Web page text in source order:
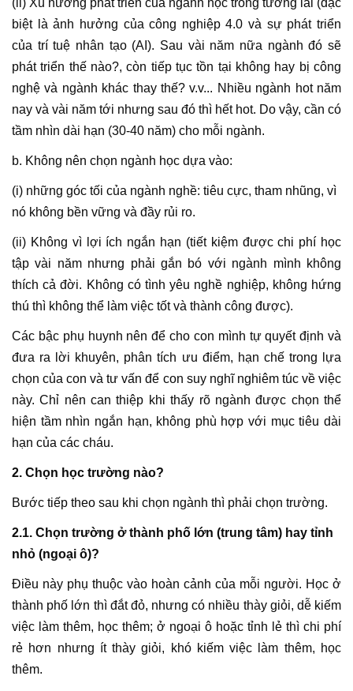
biệt là ảnh hưởng của công nghiệp 4.0 và sự phát triển
của trí tuệ nhân tạo (AI). Sau vài năm nữa ngành đó sẽ
phát triển thế nào?, còn tiếp tục tồn tại không hay bị công
nghệ và ngành khác thay thế? v.v... Nhiều ngành hot năm
nay và vài năm tới nhưng sau đó thì hết hot. Do vậy, cần có
tầm nhìn dài hạn (30-40 năm) cho mỗi ngành.
b. Không nên chọn ngành học dựa vào:
(i) những góc tối của ngành nghề: tiêu cực, tham nhũng, vì
nó không bền vững và đầy rủi ro.
(ii) Không vì lợi ích ngắn hạn (tiết kiệm được chi phí học
tập vài năm nhưng phải gắn bó với ngành mình không
thích cả đời. Không có tình yêu nghề nghiệp, không hứng
thú thì không thể làm việc tốt và thành công được).
Các bậc phụ huynh nên để cho con mình tự quyết định và
đưa ra lời khuyên, phân tích ưu điểm, hạn chế trong lựa
chọn của con và tư vấn để con suy nghĩ nghiêm túc về việc
này. Chỉ nên can thiệp khi thấy rõ ngành được chọn thể
hiện tầm nhìn ngắn hạn, không phù hợp với mục tiêu dài
hạn của các cháu.
2. Chọn học trường nào?
Bước tiếp theo sau khi chọn ngành thì phải chọn trường.
2.1. Chọn trường ở thành phố lớn (trung tâm) hay tỉnh
nhỏ (ngoại ô)?
Điều này phụ thuộc vào hoàn cảnh của mỗi người. Học ở
thành phố lớn thì đắt đỏ, nhưng có nhiều thày giỏi, dễ kiếm
việc làm thêm, học thêm; ở ngoại ô hoặc tỉnh lẻ thì chi phí
rẻ hơn nhưng ít thày giỏi, khó kiếm việc làm thêm, học
thêm.